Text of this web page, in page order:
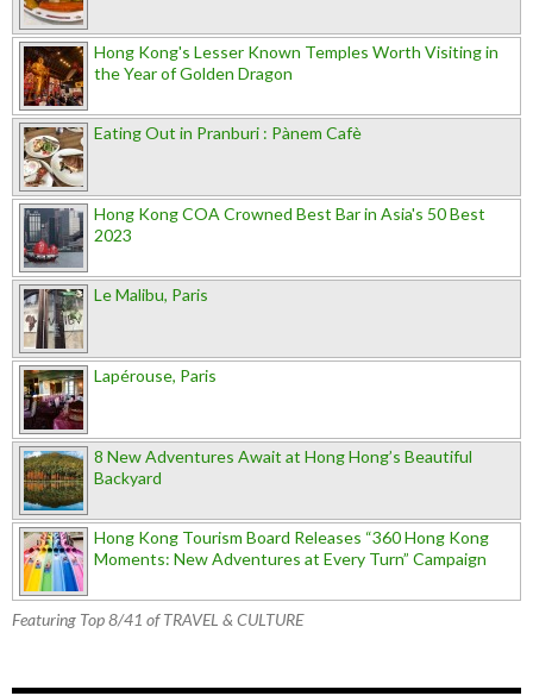
Hong Kong's Lesser Known Temples Worth Visiting in
the Year of Golden Dragon
Eating Out in Pranburi : Pànem Cafè
Hong Kong COA Crowned Best Bar in Asia's 50 Best
2023
Le Malibu, Paris
Lapérouse, Paris
8 New Adventures Await at Hong Hong’s Beautiful
Backyard
Hong Kong Tourism Board Releases “360 Hong Kong
Moments: New Adventures at Every Turn” Campaign
Featuring Top 8/41 of TRAVEL & CULTURE